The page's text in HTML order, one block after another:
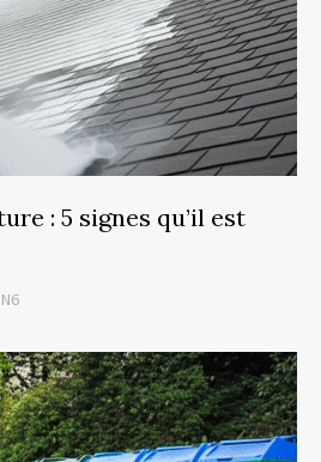
: 5 signes qu’il est